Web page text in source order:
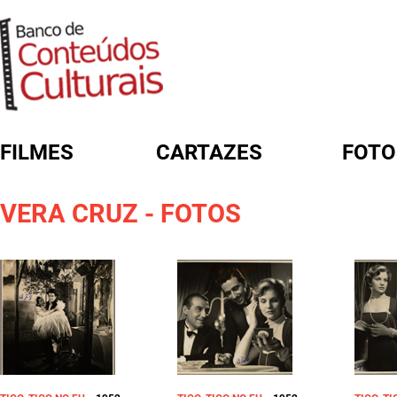
FILMES CARTAZES
VERA CRUZ - FOTOS
FORMULÁRIO DE BUSCA